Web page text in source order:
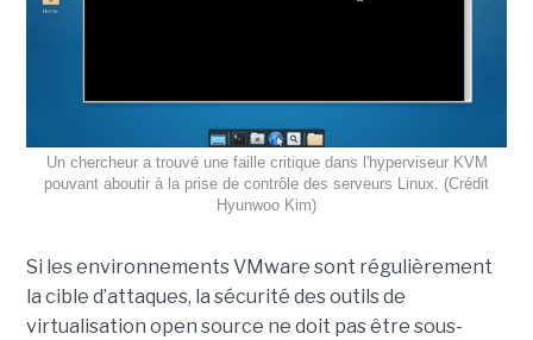
Un chercheur a trouvé une faille critique dans l'hyperviseur KVM
pouvant aboutir à la prise de contrôle des serveurs Linux. (Crédit
Hyunwoo Kim)
Si les environnements VMware sont régulièrement
la cible d’attaques, la sécurité des outils de
virtualisation open source ne doit pas être sous-